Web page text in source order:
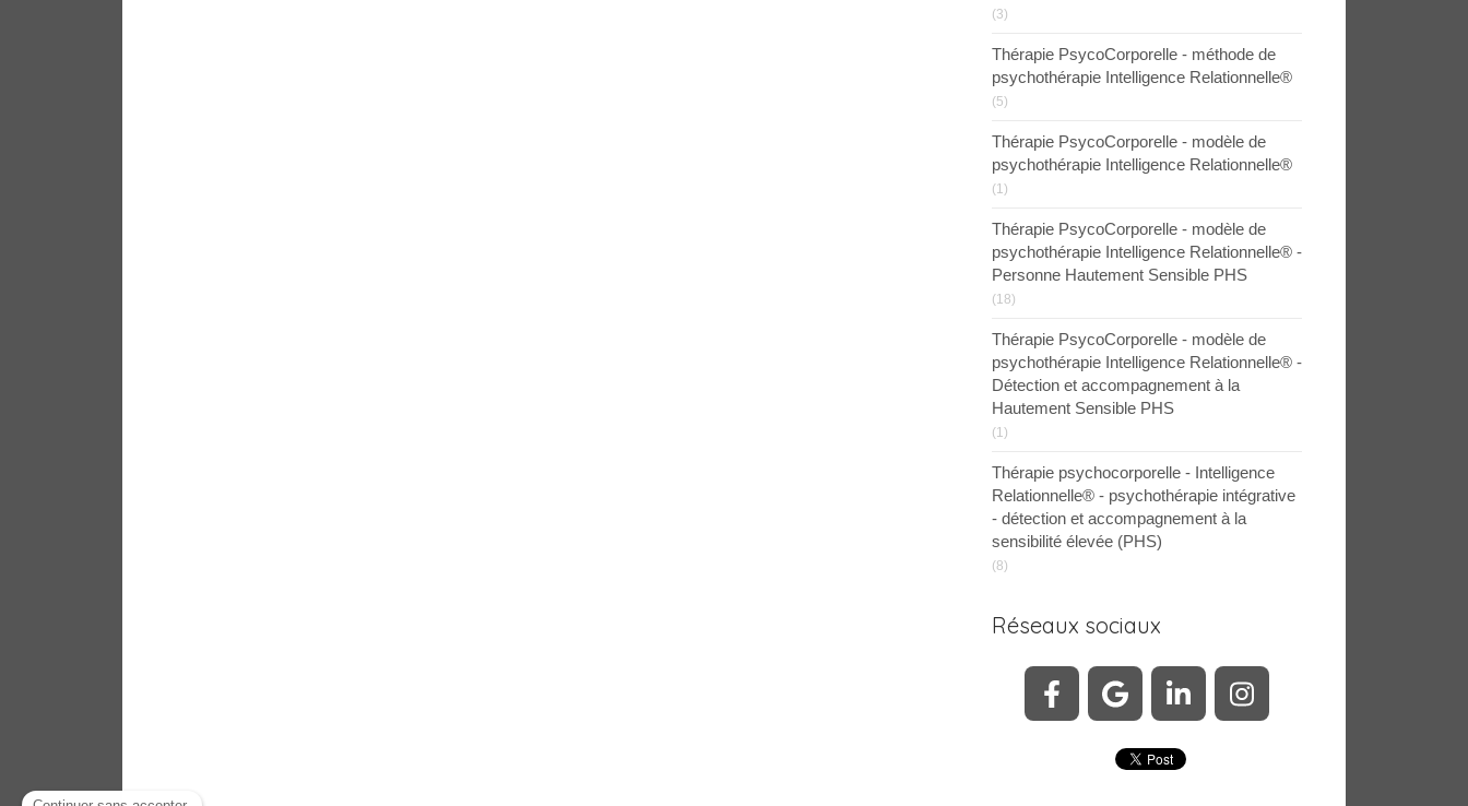
(3)
Thérapie PsycoCorporelle - méthode de
psychothérapie Intelligence Relationnelle®
(5)
Thérapie PsycoCorporelle - modèle de
psychothérapie Intelligence Relationnelle®
(1)
Thérapie PsycoCorporelle - modèle de
psychothérapie Intelligence Relationnelle® -
Personne Hautement Sensible PHS
(18)
Thérapie PsycoCorporelle - modèle de
psychothérapie Intelligence Relationnelle® -
Détection et accompagnement à la
Hautement Sensible PHS
(1)
Thérapie psychocorporelle - Intelligence
Relationnelle® - psychothérapie intégrative
- détection et accompagnement à la
sensibilité élevée (PHS)
(8)
Réseaux sociaux